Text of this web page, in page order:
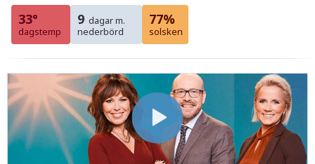
33°
dagstemp
9 dagar m.
nederbörd
77%
solsken